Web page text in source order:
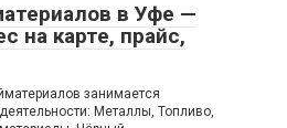
в Уфе —
на карте, прайс,
занимается
Металлы, Топливо,